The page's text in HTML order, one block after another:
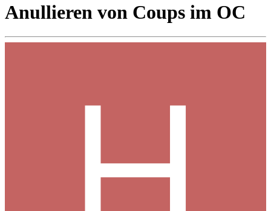
Anullieren von Coups im OC